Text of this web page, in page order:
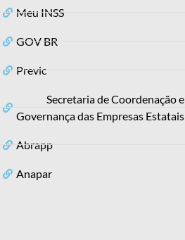
Meu INSS
GOV BR
Previc
Secretaria de Coordenação e
Governança das Empresas Estatais
Abrapp
Anapar